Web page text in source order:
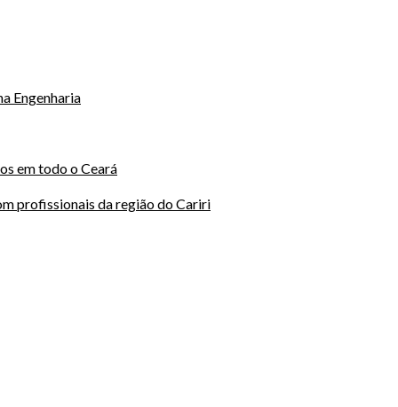
Engenharia
em todo o Ceará
profissionais da região do Cariri